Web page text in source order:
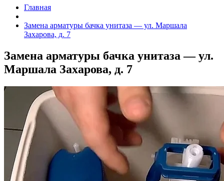
Главная
Замена арматуры бачка унитаза — ул. Маршала
Захарова, д. 7
Замена арматуры бачка унитаза — ул.
Маршала Захарова, д. 7